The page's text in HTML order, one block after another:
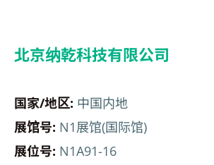
北京纳乾科技有限公司
国家/地区: 中国内地
展馆号: N1展馆(国际馆)
展位号: N1A91-16